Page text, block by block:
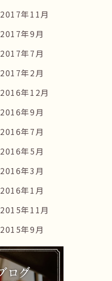
2017年11月
2017年9月
2017年7月
2017年2月
2016年12月
2016年9月
2016年7月
2016年5月
2016年3月
2016年1月
2015年11月
2015年9月